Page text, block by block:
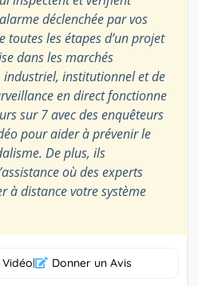
déclenchée par vos
toutes les étapes d’un projet
dans les marchés
institutionnel et de
en direct fonctionne
sur 7 avec des enquêteurs
pour aider à prévenir le
De plus, ils
où des experts
à distance votre système
| Donner un Avis